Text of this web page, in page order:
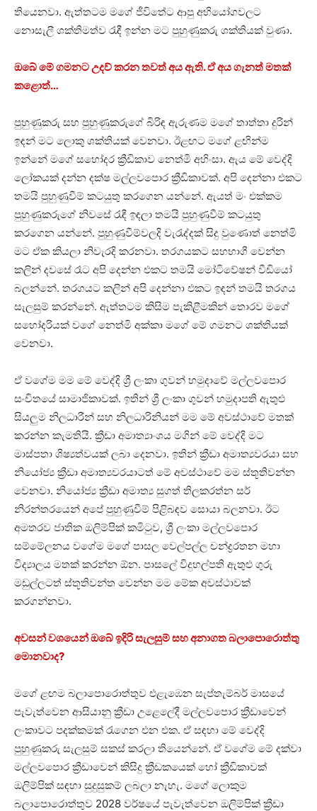
තියෙනවා. ඇත්තටම මගේ ජීවිතේට ආපු අභියෝගවලට
නොසැලී ශක්තිමත්ව රැඳී ඉන්න මට පුහුණුකරු ශක්තියක් වුණා.
ඔබේ මේ ගමනට උදව් කරන තවත් අය ඇති. ඒ අය ගැනත් මතක්
කළොත්…
පුහුණුකරු සහ පුහුණුකරුගේ බිරිඳ ඇරුණම මගේ තාත්තා දුරින්
ඉඳන් මට ලොකු ශක්තියක් වෙනවා. ඊළඟට මගේ ළඟින්ම
ඉන්නේ මගේ සහෝදර ක්‍රීඩිකාව නෙත්මි අහිංසා. ඇය මේ වෙද්දි
ලෝකයක් දන්න දක්ෂ මල්ලවපොර ක්‍රීඩිකාවක්. අපි දෙන්නා එකට
තමයි පුහුණුවීම් කටයුතු කරගෙන යන්නේ. ඇයත් මං එක්කම
පුහුණුකරුගේ නිවසේ රැඳී ඉඳලා තමයි පුහුණුවීම් කටයුතු
කරගෙන යන්නේ. පුහුණුවීම්වලදි වැරැද්දක් සිදු වුණොත් නෙත්මි
මට ඒක කියලා නිවැරදි කරනවා. තරගයකට සහභාගී වෙන්න
කලින් දවසේ රෑට අපි දෙන්න එකට තමයි මෝටිවේෂන් වීඩියෝ
බලන්නේ. තරගයට කලින් අපි දෙන්නා එකට ඉඳන් තමයි තරගය
සැලසුම් කරන්නේ. ඇත්තටම කිසිම පැකිළීමකින් තොරව මගේ
සහෝදරියක් වගේ නෙත්මි අක්කා මගේ මේ ගමනට ශක්තියක්
වෙනවා.
ඒ වගේම මම මේ වෙද්දි ශ්‍රී ලංකා ගුවන් හමුදාවේ මල්ලවපොර
සංචිතයේ සාමාජිකාවක්. ඉතින් ශ්‍රී ලංකා ගුවන් හමුදාපති ඇතුළු
සියලුම නිලධාරීන් සහ නිලධාරිනියන් මම මේ අවස්ථාවේ මතක්
කරන්න කැමතියි. ක්‍රීඩා අමාත්‍යාංශය මගින් මේ වෙද්දි මට
මාස්පතා ශිෂ්‍යත්වයක් ලබා දෙනවා. ඉතින් ක්‍රීඩා අමාත්‍යවරයා සහ
නියෝජ්‍ය ක්‍රීඩා අමාත්‍යවරයාටත් මේ අවස්ථාවේ මම ස්තූතිවන්න
වෙනවා. නියෝජ්‍ය ක්‍රීඩා අමාත්‍ය සුගත් තිලකරත්න සර්
නිරන්තරයෙන් අපේ පුහුණුවීම් පිළිබඳව සොයා බලනවා. ඊට
අමතරව ජාතික ඔලිම්පික් කමිටුව, ශ්‍රී ලංකා මල්ලවපොර
සම්මේලනය වගේම මගේ පාසල වෙල්පල්ල චන්ද්‍රරතන මහා
විද්‍යාලය මතක් කරන්න ඕන. පාසලේ විදුහල්පති ඇතුළු ගුරු
මඩුල්ලටත් ස්තූතිවන්ත වෙන්න මම මේක අවස්ථාවක්
කරගන්නවා.
අවසන් වශයෙන් ඔබේ ඉදිරි සැලසුම් සහ අනාගත බලාපොරොත්තු
මොනවාද?
මගේ ළඟම බලාපොරොත්තුව එළැඹෙන සැප්තැම්බර් මාසයේ
පැවැත්වෙන ආසියානු ක්‍රීඩා උළෙලේදී මල්ලවපොර ක්‍රීඩාවෙන්
ලංකාවට පදක්කමක් රැගෙන එන එක. ඒ සඳහා මේ වෙද්දි
පුහුණුකරු සැලසුම් සකස් කරලා තියෙන්නේ. ඒ වගේම මේ දක්වා
මල්ලවපොර ක්‍රීඩාවෙන් කිසිදු ක්‍රීඩකයෙක් හෝ ක්‍රීඩිකාවක්
ඔලිම්පික් සඳහා සුදුසුකම් ලබලා නැහැ. මගේ ලොකුම
බලාපොරොත්තුව 2028 වර්ෂයේ පැවැත්වෙන ඔලිම්පික් ක්‍රීඩා